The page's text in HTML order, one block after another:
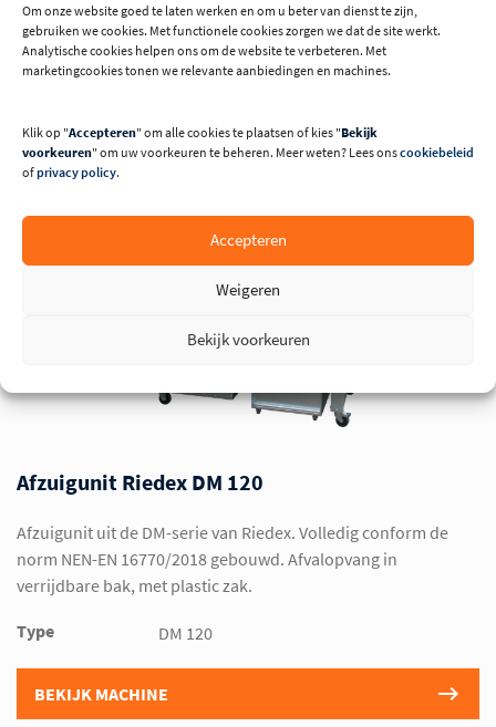
Om onze website goed te laten werken en om u beter van dienst te zijn,
gebruiken we cookies. Met functionele cookies zorgen we dat de site werkt.
Analytische cookies helpen ons om de website te verbeteren. Met
marketingcookies tonen we relevante aanbiedingen en machines.
Klik op "Accepteren" om alle cookies te plaatsen of kies "Bekijk
voorkeuren" om uw voorkeuren te beheren. Meer weten? Lees onscookiebeleid
ofprivacy policy.
Accepteren
Weigeren
Bekijk voorkeuren
BEKIJK MACHINE
Afzuigunit Riedex DM 120
Afzuigunit uit de DM-serie van Riedex. Volledig conform de
norm NEN-EN 16770/2018 gebouwd. Afvalopvang in
verrijdbare bak, met plastic zak.
Type DM 120
BEKIJK MACHINE